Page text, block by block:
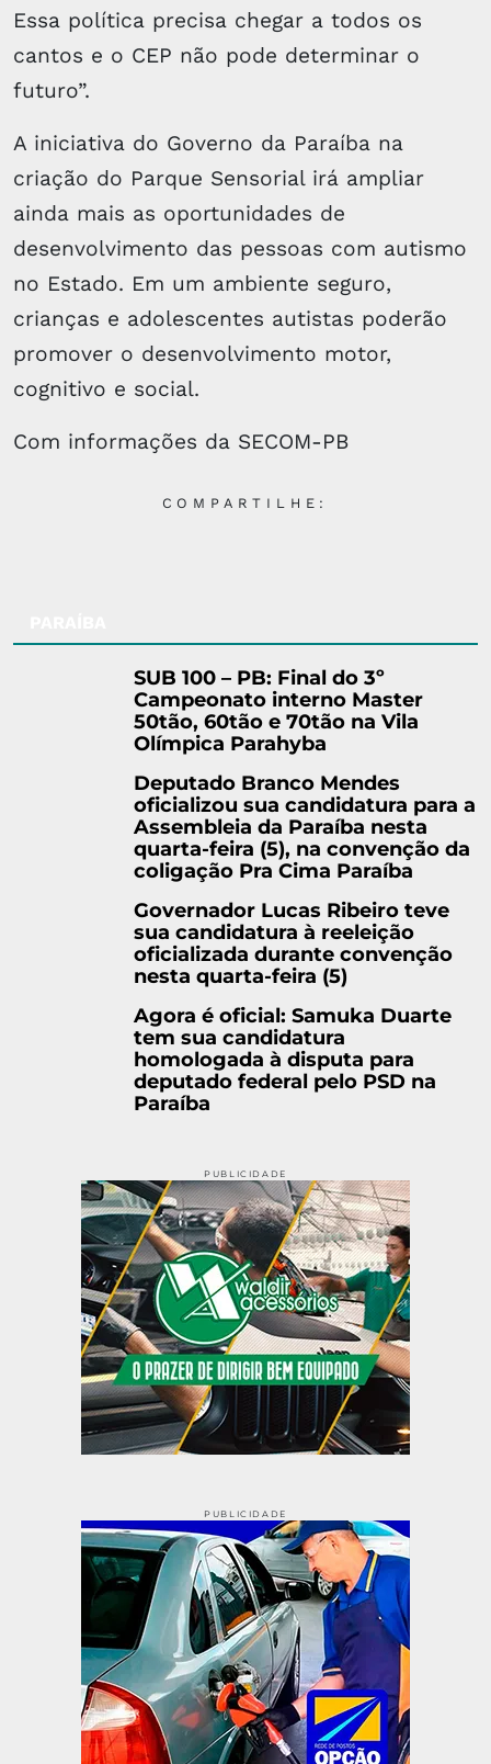
Essa política precisa chegar a todos os
cantos e o CEP não pode determinar o
futuro”.
A iniciativa do Governo da Paraíba na
criação do Parque Sensorial irá ampliar
ainda mais as oportunidades de
desenvolvimento das pessoas com autismo
no Estado. Em um ambiente seguro,
crianças e adolescentes autistas poderão
promover o desenvolvimento motor,
cognitivo e social.
Com informações da SECOM-PB
COMPARTILHE:
SUB 100 – PB: Final do 3º
Campeonato interno Master
50tão, 60tão e 70tão na Vila
Olímpica Parahyba
Deputado Branco Mendes
oficializou sua candidatura para a
Assembleia da Paraíba nesta
quarta-feira (5), na convenção da
coligação Pra Cima Paraíba
Governador Lucas Ribeiro teve
sua candidatura à reeleição
oficializada durante convenção
nesta quarta-feira (5)
Agora é oficial: Samuka Duarte
tem sua candidatura
homologada à disputa para
deputado federal pelo PSD na
Paraíba
PUBLICIDADE
PUBLICIDADE